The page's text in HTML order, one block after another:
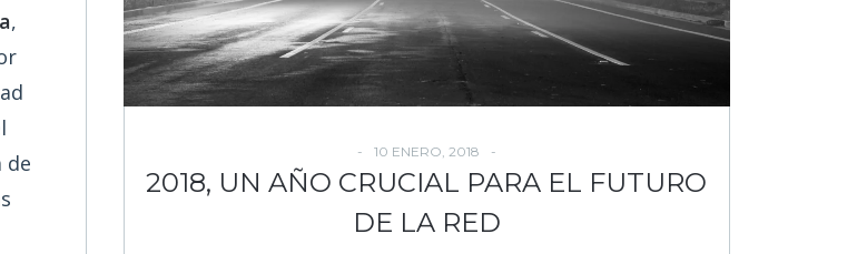
,
de
10 ENERO, 2018
2018, UN AÑO CRUCIAL PARA EL FUTURO
DE LA RED